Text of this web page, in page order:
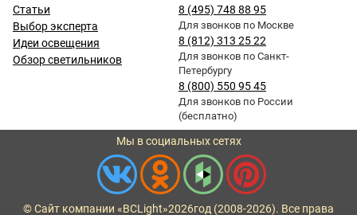
Статьи
Выбор эксперта
Идеи освещения
Обзор светильников
8 (495) 748 88 95
Для звонков по Москве
8 (812) 313 25 22
Для звонков по Санкт-
Петербургу
8 (800) 550 95 45
Для звонков по России
(бесплатно)
Мы в социальных сетях
© Сайт компании «BCLight»2026год (2008-2026). Все права